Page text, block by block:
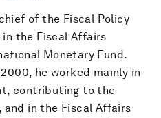
of the Fiscal Policy
in the Fiscal Affairs
Monetary Fund.
he worked mainly in
contributing to the
and in the Fiscal Affairs